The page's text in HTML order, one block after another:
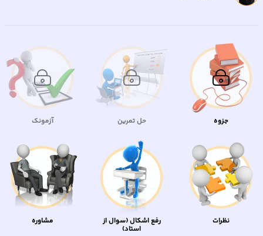
جزوه حل تمرین آزمونک
نظرات رفع اشکال (سوال از
استاد)
مشاوره